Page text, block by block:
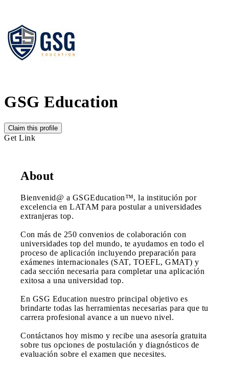
GSG Education
Claim this profile
Get Link
About
Bienvenid@ a GSGEducation™, la institución por
excelencia en LATAM para postular a universidades
extranjeras top.
Con más de 250 convenios de colaboración con
universidades top del mundo, te ayudamos en todo el
proceso de aplicación incluyendo preparación para
exámenes internacionales (SAT, TOEFL, GMAT) y
cada sección necesaria para completar una aplicación
exitosa a una universidad top.
En GSG Education nuestro principal objetivo es
brindarte todas las herramientas necesarias para que tu
carrera profesional avance a un nuevo nivel.
Contáctanos hoy mismo y recibe una asesoría gratuita
sobre tus opciones de postulación y diagnósticos de
evaluación sobre el examen que necesites.